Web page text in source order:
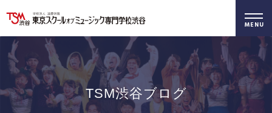
学科・専攻 資料請求 オープンキャンパス
TSM渋谷ブログ